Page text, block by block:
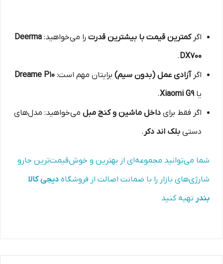
اگرکمترین قیمت با بیشترین قدرت را می‌خواهید: Deerma
DX700
.
اگرآزادی عمل (بدون سیم) برایتان مهم است: Dreame P10
یا Xiaomi G9
.
اگر فقط برای داخل ماشین و کنج مبل می‌خواهید: مدل‌های
دستی بلک اند دکر .
شما می‌توانید مجموعه‌ای از بهترین و خوش‌قیمت‌ترین جارو
شارژی‌های بازار را با ضمانت اصالت از فروشگاه دیجی کالا
بندر تهیه کنید